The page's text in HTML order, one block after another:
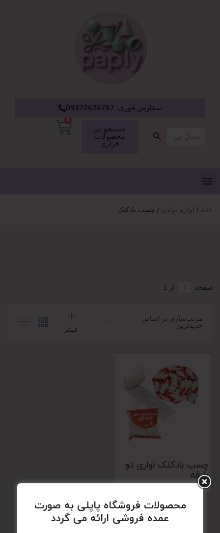
سفارش فوری: 09372626767
برای:
جستجو در
محصولات
خرازی
0
خانه لوازم تولدی چسب بادکنک
صفحه از 1
فیلتر
مرتب‌سازی بر اساس
جدیدترین
چسب بادکنک نواری دو
طرفه
14,500
محصولات فروشگاه پاپلی به صورت
عمده فروشی ارائه می گردد